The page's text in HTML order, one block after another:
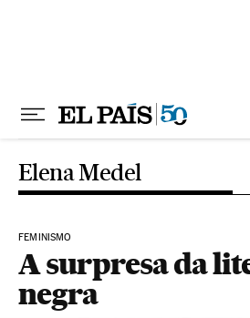
Elena Medel
FEMINISMO
A surpresa da
negra